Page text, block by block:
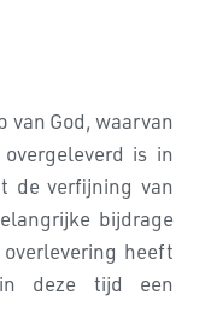
van God, waarvan
is in
de verfijning van
bijdrage
heeft
deze tijd een